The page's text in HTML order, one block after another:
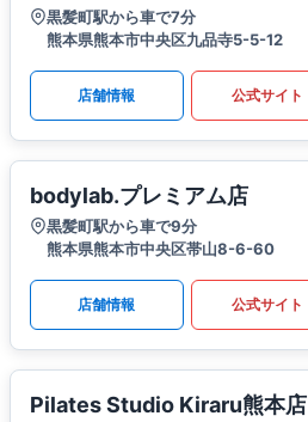
黒髪町駅から車で7分
熊本県熊本市中央区九品寺5-5-12
店舗情報 公式サイト
bodylab.プレミアム店
黒髪町駅から車で9分
熊本県熊本市中央区帯山8-6-60
店舗情報 公式サイト
Pilates Studio Kiraru熊本店